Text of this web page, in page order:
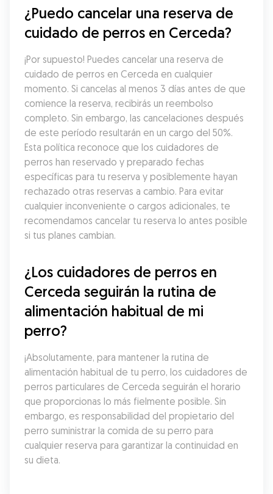
¿Puedo cancelar una reserva de
cuidado de perros en Cerceda?
¡Por supuesto! Puedes cancelar una reserva de
cuidado de perros en Cerceda en cualquier
momento. Si cancelas al menos 3 días antes de que
comience la reserva, recibirás un reembolso
completo. Sin embargo, las cancelaciones después
de este período resultarán en un cargo del 50%.
Esta política reconoce que los cuidadores de
perros han reservado y preparado fechas
específicas para tu reserva y posiblemente hayan
rechazado otras reservas a cambio. Para evitar
cualquier inconveniente o cargos adicionales, te
recomendamos cancelar tu reserva lo antes posible
si tus planes cambian.
¿Los cuidadores de perros en
Cerceda seguirán la rutina de
alimentación habitual de mi
perro?
¡Absolutamente, para mantener la rutina de
alimentación habitual de tu perro, los cuidadores de
perros particulares de Cerceda seguirán el horario
que proporcionas lo más fielmente posible. Sin
embargo, es responsabilidad del propietario del
perro suministrar la comida de su perro para
cualquier reserva para garantizar la continuidad en
su dieta.